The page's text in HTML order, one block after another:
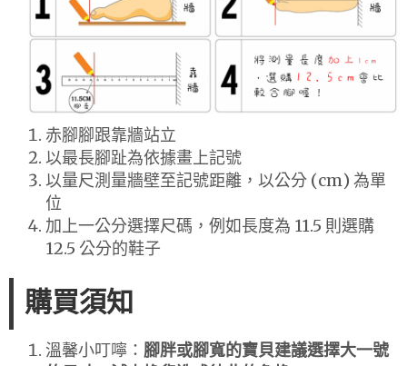
赤腳腳跟靠牆站立
以最長腳趾為依據畫上記號
以量尺測量牆壁至記號距離，以公分 (cm) 為單
位
加上一公分選擇尺碼，例如長度為 11.5 則選購
12.5 公分的鞋子
購買須知
溫馨小叮嚀： 腳胖或腳寬的寶貝建議選擇大一號